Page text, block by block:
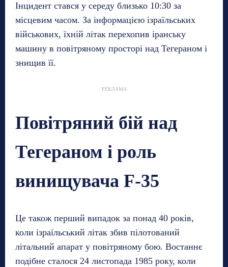
Інцидент стався у середу близько 10:30 за
місцевим часом. За інформацією ізраїльських
військових, їхній літак перехопив іранську
машину в повітряному просторі над Тегераном і
знищив її.
РЕКЛАМА
Повітряний бій над
Тегераном і роль
винищувача F-35
Це також перший випадок за понад 40 років,
коли ізраїльський літак збив пілотований
літальний апарат у повітряному бою. Востаннє
подібне сталося 24 листопада 1985 року, коли